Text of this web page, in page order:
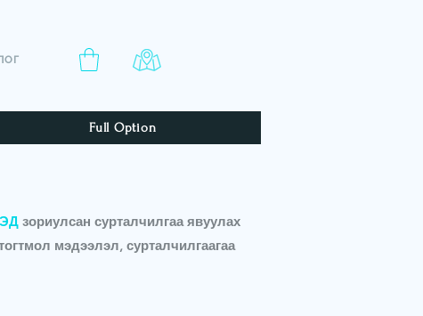
Full Option
зориулсан сурталчилгаа явуулах
мэдээлэл, сурталчилгаагаа